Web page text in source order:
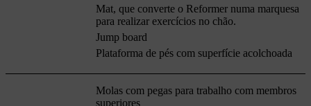
Mat, que converte o Reformer numa marquesa
para realizar exercícios no chão.
Jump board
Plataforma de pés com superfície acolchoada
Molas com pegas para trabalho com membros
superiores